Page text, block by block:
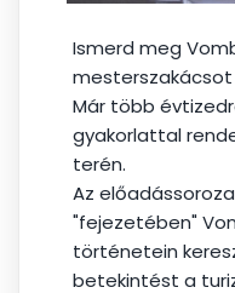
Ismerd meg
Már több
gyakorlattal
terén.
Az
"fejezetében"
történetein
betekintést a